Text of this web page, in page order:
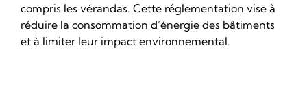
compris les vérandas. Cette réglementation vise à
réduire la consommation d’énergie des bâtiments
et à limiter leur impact environnemental.